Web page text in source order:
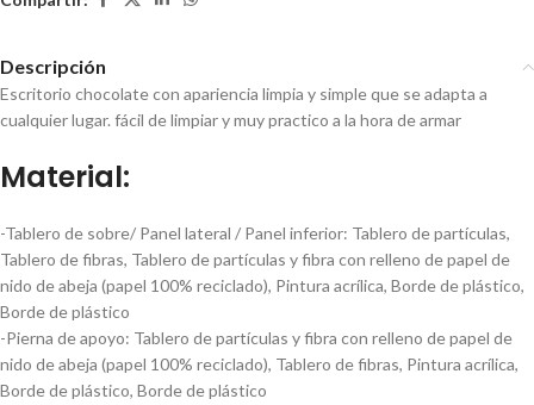
Descripción
Escritorio chocolate con apariencia limpia y simple que se adapta a
cualquier lugar. fácil de limpiar y muy practico a la hora de armar
Material:
-Tablero de sobre/ Panel lateral / Panel inferior: Tablero de partículas,
Tablero de fibras, Tablero de partículas y fibra con relleno de papel de
nido de abeja (papel 100% reciclado), Pintura acrílica, Borde de plástico,
Borde de plástico
-Pierna de apoyo: Tablero de partículas y fibra con relleno de papel de
nido de abeja (papel 100% reciclado), Tablero de fibras, Pintura acrílica,
Borde de plástico, Borde de plástico